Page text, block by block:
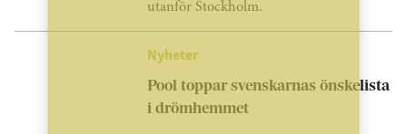
utanför Stockholm.
Nyheter
Pool toppar svenskarnas önskelista
i drömhemmet